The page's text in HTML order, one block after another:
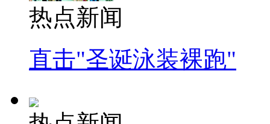
热点新闻
直击"圣诞泳装裸跑"